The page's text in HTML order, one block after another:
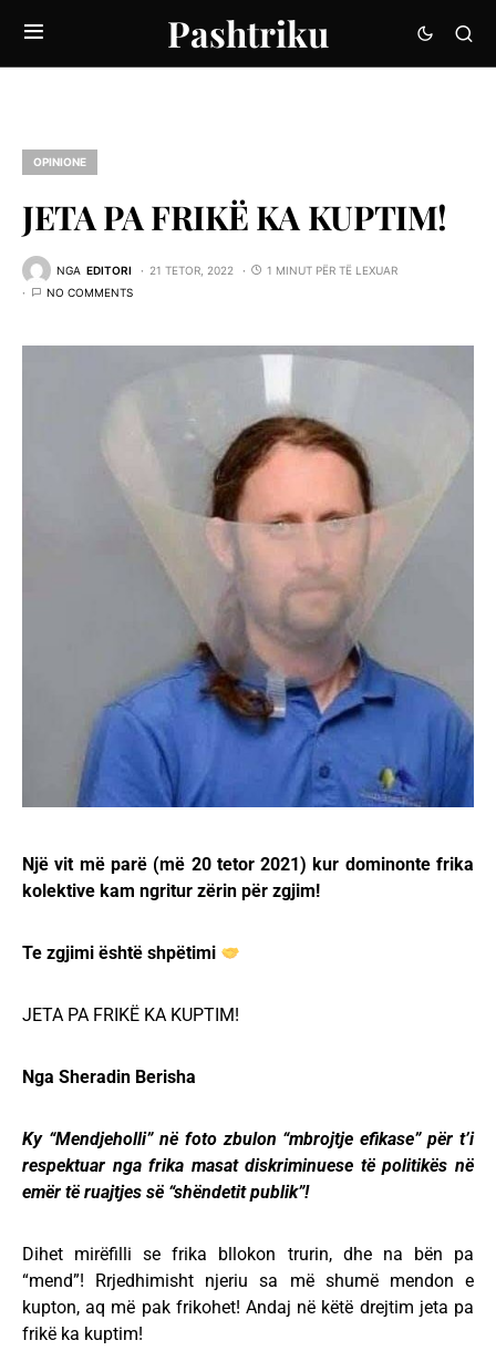
Pashtriku
OPINIONE
JETA PA FRIKË KA KUPTIM!
NGA EDITORI 21 TETOR, 2022
1 MINUT PËR TË LEXUAR
NO COMMENTS
Një vit më parë (më 20 tetor 2021) kur dominonte frika
kolektive kam ngritur zërin për zgjim!
Te zgjimi është shpëtimi
JETA PA FRIKË KA KUPTIM!
Nga Sheradin Berisha
Ky “Mendjeholli” në foto zbulon “mbrojtje efikase” për t’i
respektuar nga frika masat diskriminuese të politikës në
emër të ruajtjes së “shëndetit publik”!
Dihet mirëfilli se frika bllokon trurin, dhe na bën pa
“mend”! Rrjedhimisht njeriu sa më shumë mendon e
kupton, aq më pak frikohet! Andaj në këtë drejtim jeta pa
frikë ka kuptim!